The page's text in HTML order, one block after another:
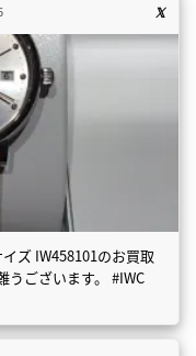
ズ IW458101のお買取
うございます。 #IWC